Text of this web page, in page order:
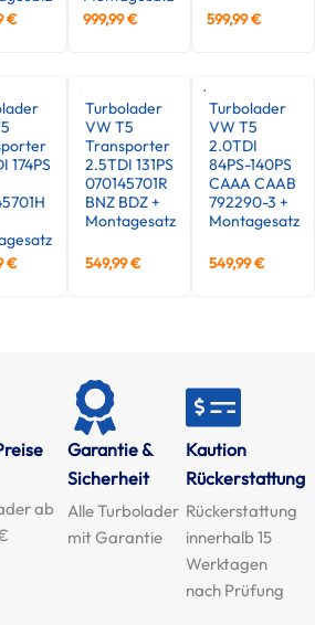
€ 999,99€ 599,99€
174PS
€
Turbolader
VW T5
Transporter
2.5TDI 131PS
070145701R
BNZ BDZ +
Montagesatz
549,99€
Turbolader
VW T5
2.0TDI
84PS-140PS
CAAA CAAB
792290-3 +
Montagesatz
549,99€
ab
Garantie &
Sicherheit
Alle Turbolader
mit Garantie
Kaution
Rückerstattung
Rückerstattung
innerhalb 15
Werktagen
nach Prüfung